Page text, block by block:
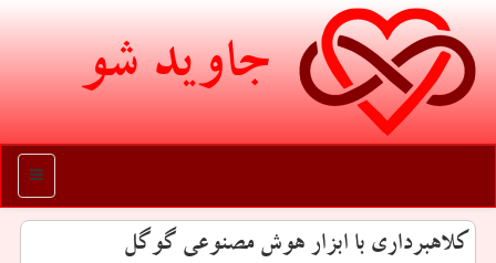
جاوید شو
منو
کلاهبرداری با ابزار هوش مصنوعی گوگل